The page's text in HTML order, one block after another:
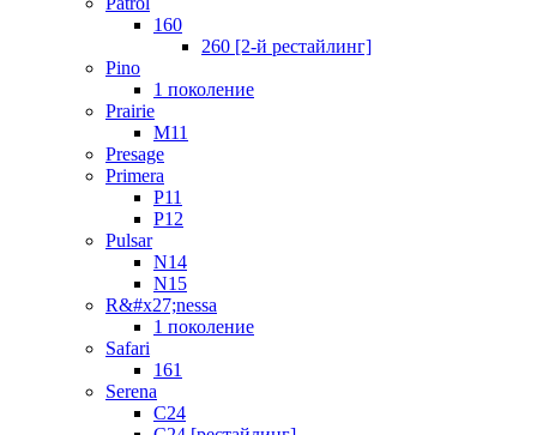
160
260 [2-й рестайлинг]
Pino
1 поколение
Prairie
M11
Presage
Primera
P11
P12
Pulsar
N14
N15
R&#x27;nessa
1 поколение
Safari
161
Serena
C24